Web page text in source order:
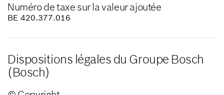
Numéro de taxe sur la valeur ajoutée
BE 420.377.016
Dispositions légales du Groupe Bosch
(Bosch)